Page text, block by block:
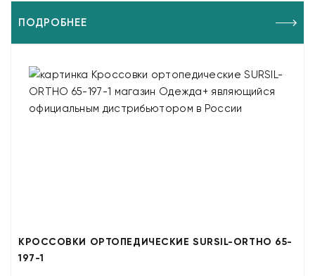
ПОДРОБНЕЕ
КРОССОВКИ ОРТОПЕДИЧЕСКИЕ SURSIL-ORTHO 65-
197-1